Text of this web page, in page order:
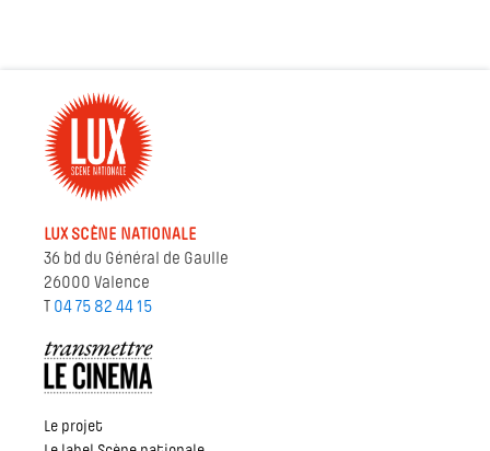
LUX SCÈNE NATIONALE
36 bd du Général de Gaulle
26000 Valence
T 04 75 82 44 15
Le projet